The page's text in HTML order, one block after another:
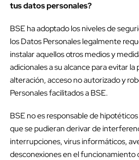
tus datos personales?
BSE ha adoptado los niveles de
los Datos Personales legalmente
instalar aquellos otros medios y
adicionales a su alcance para evitar la
alteración, acceso no autorizado y
Personales facilitados a BSE.
BSE no es responsable de
que se pudieran derivar de
interrupciones, virus informáticos,
desconexiones en el funcionamiento